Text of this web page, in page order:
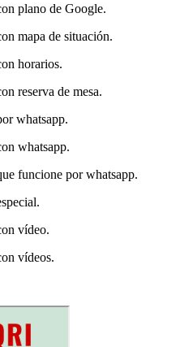
plano de Google.
mapa de situación.
horarios.
reserva de mesa.
whatsapp.
whatsapp.
funcione por whatsapp.
vídeo.
vídeos.